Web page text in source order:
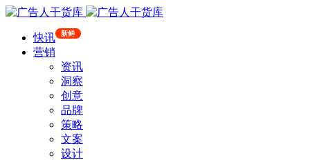
快讯 新鲜
营销
资讯
洞察
创意
品牌
策略
文案
设计